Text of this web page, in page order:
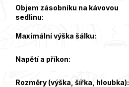
Objem zásobníku na kávovou
sedlinu:
Maximální výška šálku:
Napětí a příkon:
Rozměry (výška, šířka, hloubka):